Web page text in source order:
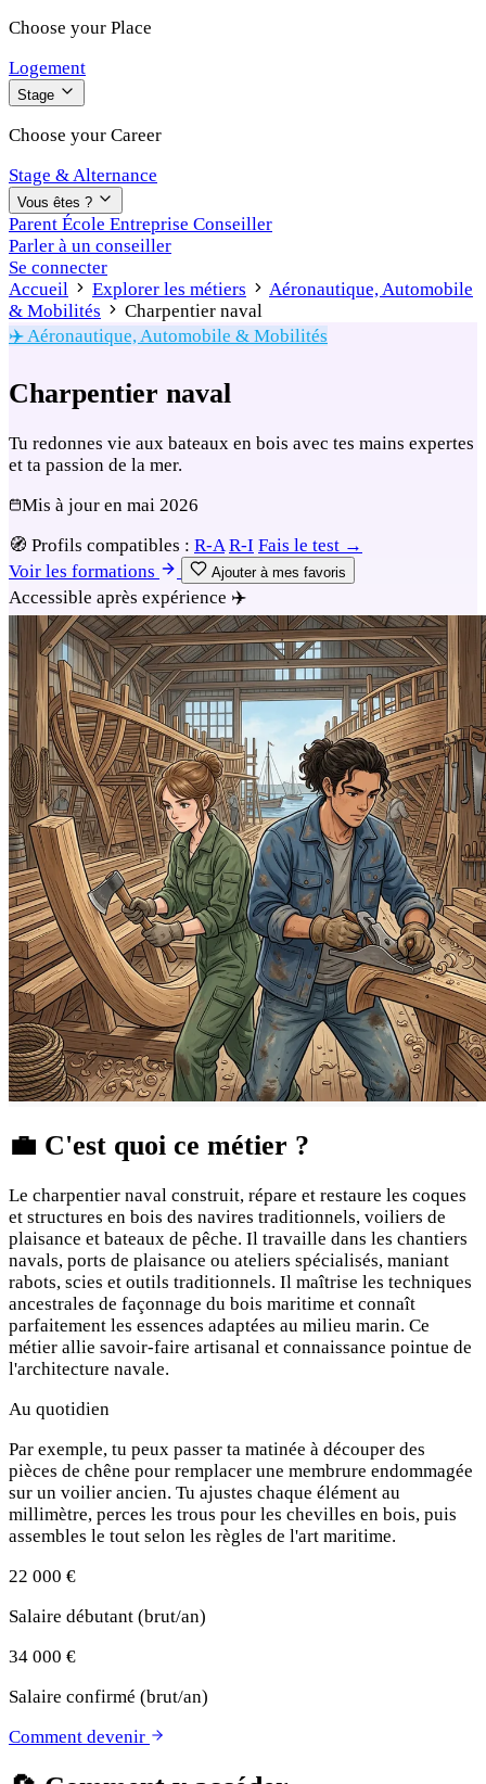
Choose your Place
Logement
Stage
Choose your Career
Stage & Alternance
Vous êtes ?
Parent École Entreprise Conseiller
Parler à un conseiller
Se connecter
Accueil
Explorer les métiers
Aéronautique, Automobile
& Mobilités
Charpentier naval
✈️ Aéronautique, Automobile & Mobilités
Charpentier naval
Tu redonnes vie aux bateaux en bois avec tes mains expertes
et ta passion de la mer.
Mis à jour en mai 2026
🧭 Profils compatibles : R-A R-I Fais le test →
Voir les formations
Ajouter à mes favoris
Accessible après expérience ✈️
💼 C'est quoi ce métier ?
Le charpentier naval construit, répare et restaure les coques
et structures en bois des navires traditionnels, voiliers de
plaisance et bateaux de pêche. Il travaille dans les chantiers
navals, ports de plaisance ou ateliers spécialisés, maniant
rabots, scies et outils traditionnels. Il maîtrise les techniques
ancestrales de façonnage du bois maritime et connaît
parfaitement les essences adaptées au milieu marin. Ce
métier allie savoir-faire artisanal et connaissance pointue de
l'architecture navale.
Au quotidien
Par exemple, tu peux passer ta matinée à découper des
pièces de chêne pour remplacer une membrure endommagée
sur un voilier ancien. Tu ajustes chaque élément au
millimètre, perces les trous pour les chevilles en bois, puis
assembles le tout selon les règles de l'art maritime.
22 000 €
Salaire débutant (brut/an)
34 000 €
Salaire confirmé (brut/an)
Comment devenir